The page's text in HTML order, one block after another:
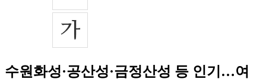
수원화성·공산성·금정산성 등 인기…여